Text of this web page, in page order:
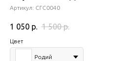
Артикул: СГС0040
1 050 р. 1 500 р.
Цвет
Родий